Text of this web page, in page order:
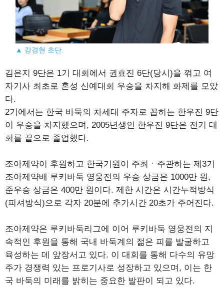
▲ 강경현 초단.
김은지 9단은 1기 대회에서 권효진 6단(당시)을 꺾고 여
자기사 최초로 혼성 신예대회 우승을 차지해 화제를 모았
다.
2기에서는 한국 바둑의 차세대 주자로 꼽히는 한우진 9단
이 우승을 차지했으며, 2005년생인 한우진 9단은 전기 대
회를 끝으로 졸업했다.
조아제약이 후원하고 한국기원이 주최ㆍ주관하는 제3기
조아제약배 루키바둑 영웅전의 우승 상금은 1000만 원,
준우승 상금은 400만 원이다. 제한 시간은 시간누적방식
(피셔방식)으로 각자 20분에 추가시간 20초가 주어진다.
조아제약은 루키바둑리그에 이어 루키바둑 영웅전의 지
속적인 후원을 통해 국내 바둑계의 젊은 피를 발굴하고
육성하는 데 앞장서고 있다. 이 대회를 통해 다수의 유망
주가 경쟁력 있는 프로기사로 성장하고 있으며, 이는 한
국 바둑의 미래를 밝히는 중요한 발판이 되고 있다.